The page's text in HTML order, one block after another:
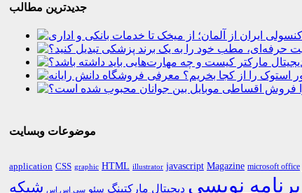
جدیدترین مطالب
موضوعات وبسایت
application CSS graphic HTML illustrator javascript Magazine microsoft office
برنامه نویسی دیجیتال مارکتینگ سئو سی اس اس شبکه